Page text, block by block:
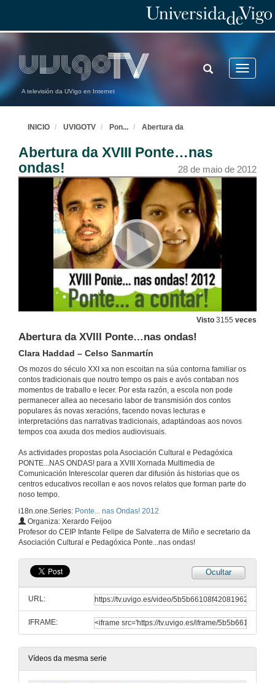
A televisión da UVigo en Internet
Toggle
TOGGLE
SEARCH
INICIO UVIGOTV Pon... Abertura da
Abertura da XVIII Ponte…nas
ondas!
28 de maio de 2012
Visto 3155 veces
Abertura da XVIII Ponte…nas ondas!
Clara Haddad – Celso Sanmartín
Os mozos do século XXI xa non escoitan na súa contorna familiar os
contos tradicionais que noutro tempo os pais e avós contaban nos
momentos de traballo e lecer. Por esta razón, a escola non pode
permanecer allea ao necesario labor de transmisión dos contos
populares ás novas xeracións, facendo novas lecturas e
interpretacións das narrativas tradicionais, adaptándoas aos novos
tempos coa axuda dos medios audiovisuais.
As actividades propostas pola Asociación Cultural e Pedagóxica
PONTE...NAS ONDAS! para a XVIII Xornada Multimedia de
Comunicación Interescolar queren dar difusión ás historias que os
centros educativos recollan e aos novos relatos que forman parte do
noso tempo.
i18n.one.Series: Ponte... nas Ondas! 2012
Organiza: Xerardo Feijoo
Profesor do CEIP Infante Felipe de Salvaterra de Miño e secretario da
Asociación Cultural e Pedagóxica Ponte...nas ondas!
Ocultar
URL:
IFRAME:
Vídeos da mesma serie